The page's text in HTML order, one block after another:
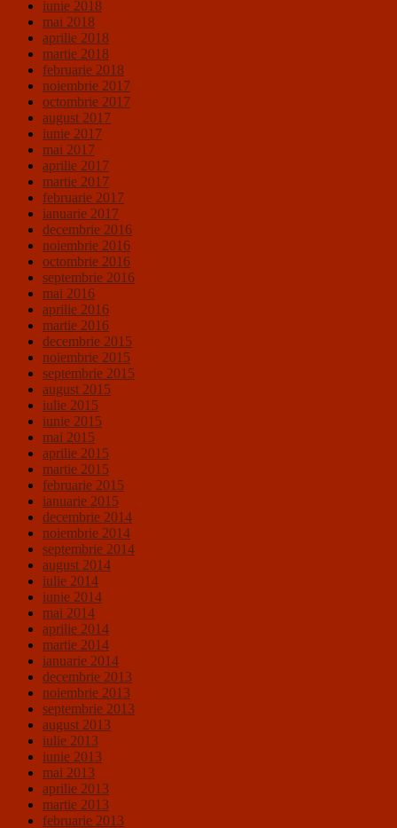
iunie 2018
mai 2018
aprilie 2018
martie 2018
februarie 2018
noiembrie 2017
octombrie 2017
august 2017
iunie 2017
mai 2017
aprilie 2017
martie 2017
februarie 2017
ianuarie 2017
decembrie 2016
noiembrie 2016
octombrie 2016
septembrie 2016
mai 2016
aprilie 2016
martie 2016
decembrie 2015
noiembrie 2015
septembrie 2015
august 2015
iulie 2015
iunie 2015
mai 2015
aprilie 2015
martie 2015
februarie 2015
ianuarie 2015
decembrie 2014
noiembrie 2014
septembrie 2014
august 2014
iulie 2014
iunie 2014
mai 2014
aprilie 2014
martie 2014
ianuarie 2014
decembrie 2013
noiembrie 2013
septembrie 2013
august 2013
iulie 2013
iunie 2013
mai 2013
aprilie 2013
martie 2013
februarie 2013